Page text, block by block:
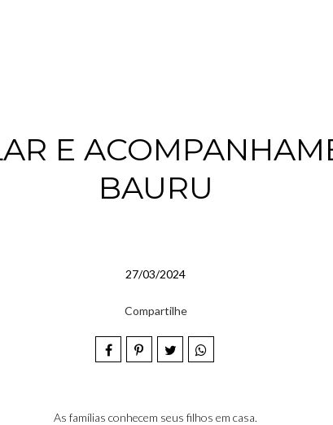
E
BAURU
27/03/2024
Compartilhe
As famílias conhecem seus filhos em casa.